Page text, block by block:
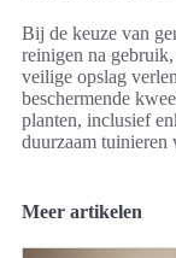
Bij de keuze van
reinigen na
veilige opslag
beschermende
planten, inclusief
duurzaam
Meer artikelen